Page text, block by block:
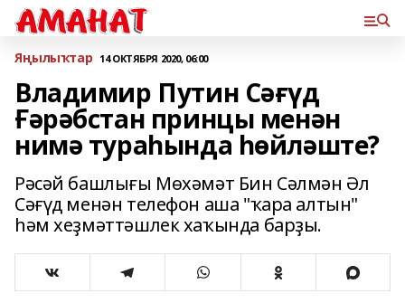
Яңылыҡтар 14 ОКТЯБРЯ 2020, 06:00
Владимир Путин Сәғүд
Ғәрәбстан принцы менән
нимә тураһында һөйләште?
Рәсәй башлығы Мөхәмәт Бин Сәлмән Әл
Сәғүд менән телефон аша "ҡара алтын"
һәм хеҙмәттәшлек хаҡында барҙы.